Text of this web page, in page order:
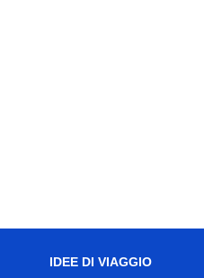
IDEE DI VIAGGIO